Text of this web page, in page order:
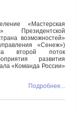
«Мастерская
Президентской
возможностей»
«Сенеж»)
второй поток
развития
«Команда России»
Подробнее...